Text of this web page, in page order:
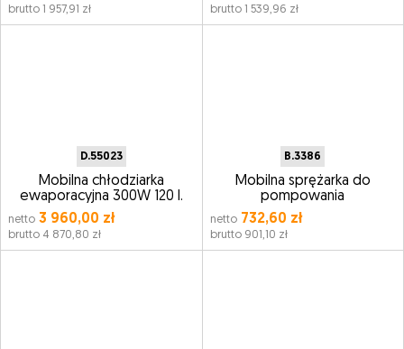
brutto 1 957,91 zł brutto 1 539,96 zł
D.55023
Mobilna chłodziarka
ewaporacyjna 300W 120 l.
netto 3 960,00 zł
brutto 4 870,80 zł
B.3386
Mobilna sprężarka do
pompowania
netto732,60 zł
brutto 901,10 zł